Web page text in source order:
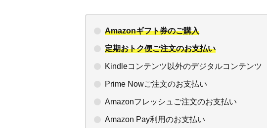
Amazonギフト券のご購入
定期おトク便ご注文のお支払い
Kindleコンテンツ以外のデジタルコンテンツ
Prime Nowご注文のお支払い
Amazonフレッシュご注文のお支払い
Amazon Pay利用のお支払い